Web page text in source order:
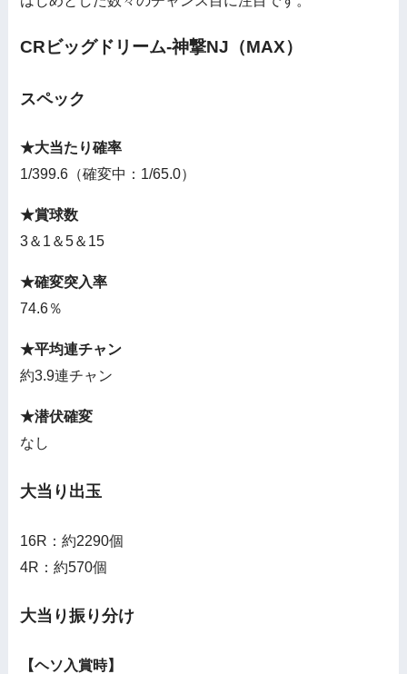
CRビッグドリーム-神撃NJ（MAX）
スペック
★大当たり確率
1/399.6（確変中：1/65.0）
★賞球数
3＆1＆5＆15
★確変突入率
74.6％
★平均連チャン
約3.9連チャン
★潜伏確変
なし
大当り出玉
16R：約2290個
4R：約570個
大当り振り分け
【ヘソ入賞時】